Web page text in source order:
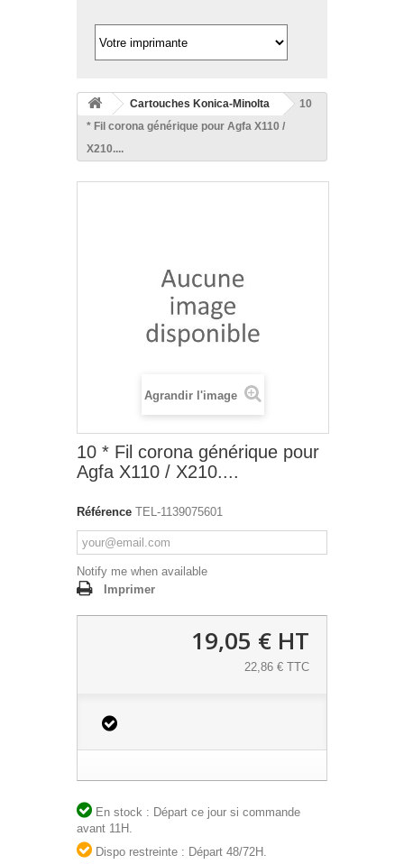
Cartouches Konica-Minolta
10
* Fil corona générique pour Agfa X110 /
X210....
Agrandir l'image
10 * Fil corona générique pour
Agfa X110 / X210....
Référence TEL-1139075601
Notify me when available
Imprimer
19,05 € HT
22,86 € TTC
En stock : Départ ce jour si commande
avant 11H.
Dispo restreinte : Départ 48/72H.